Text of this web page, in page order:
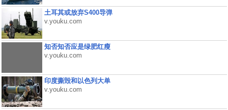
土耳其或放弃S400导弹
v.youku.com
知否知否应是绿肥红瘦
v.youku.com
印度撕毁和以色列大单
v.youku.com